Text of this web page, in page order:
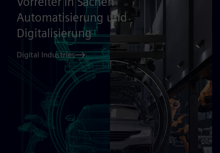
Automatisierung und
Digitalisierung
Digital Industries